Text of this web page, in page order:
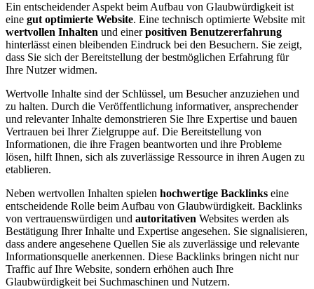
Ein entscheidender Aspekt beim Aufbau von Glaubwürdigkeit ist
eine gut optimierte Website. Eine technisch optimierte Website mit
wertvollen Inhalten und einerpositiven Benutzererfahrung
hinterlässt einen bleibenden Eindruck bei den Besuchern. Sie zeigt,
dass Sie sich der Bereitstellung der bestmöglichen Erfahrung für
Ihre Nutzer widmen.
Wertvolle Inhalte sind der Schlüssel, um Besucher anzuziehen und
zu halten. Durch die Veröffentlichung informativer, ansprechender
und relevanter Inhalte demonstrieren Sie Ihre Expertise und bauen
Vertrauen bei Ihrer Zielgruppe auf. Die Bereitstellung von
Informationen, die ihre Fragen beantworten und ihre Probleme
lösen, hilft Ihnen, sich als zuverlässige Ressource in ihren Augen zu
etablieren.
Neben wertvollen Inhalten spielen hochwertige Backlinks eine
entscheidende Rolle beim Aufbau von Glaubwürdigkeit. Backlinks
von vertrauenswürdigen und autoritativen Websites werden als
Bestätigung Ihrer Inhalte und Expertise angesehen. Sie signalisieren,
dass andere angesehene Quellen Sie als zuverlässige und relevante
Informationsquelle anerkennen. Diese Backlinks bringen nicht nur
Traffic auf Ihre Website, sondern erhöhen auch Ihre
Glaubwürdigkeit bei Suchmaschinen und Nutzern.